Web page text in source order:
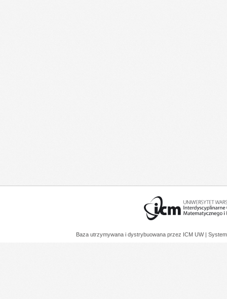
Baza utrzymywana i dystrybuowana przez ICM UW |